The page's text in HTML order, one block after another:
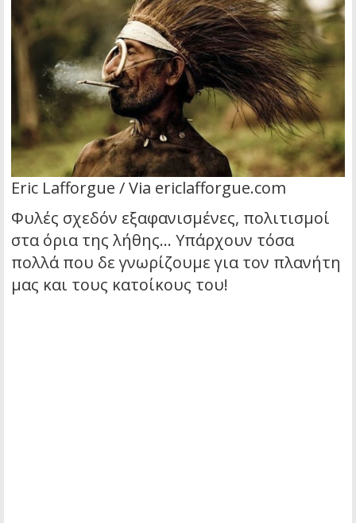
Eric Lafforgue / Via ericlafforgue.com
Φυλές σχεδόν εξαφανισμένες, πολιτισμοί
στα όρια της λήθης… Υπάρχουν τόσα
πολλά που δε γνωρίζουμε για τον πλανήτη
μας και τους κατοίκους του!